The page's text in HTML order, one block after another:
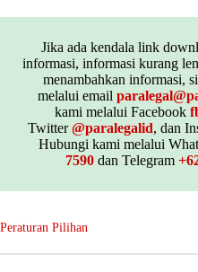
Jika ada kendala link
informasi, informasi kurang
menambahkan informasi,
melalui email
kami melalui Facebook
Twitter@paralegalid, dan
Hubungi kami melalui
7590dan Telegram
Peraturan Pilihan